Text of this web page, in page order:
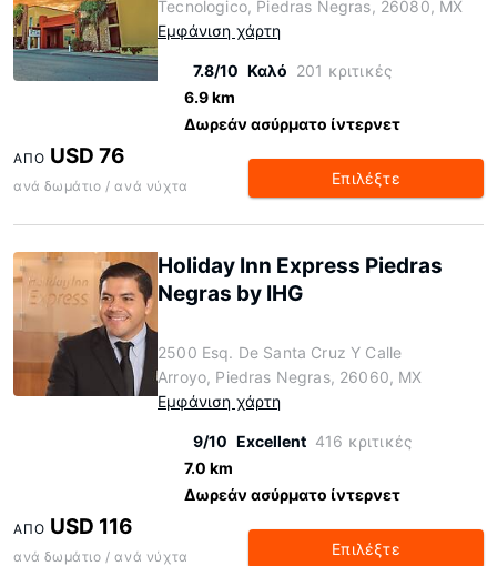
Tecnologico, Piedras Negras, 26080, MX
Εμφάνιση χάρτη
7.8/10 Καλό 201 κριτικές
6.9 km
Δωρεάν ασύρματο ίντερνετ
ΑΠΌ USD 76
ανά δωμάτιο / ανά νύχτα Επιλέξτε
Holiday Inn Express Piedras
Negras by IHG
2500 Esq. De Santa Cruz Y Calle
Arroyo, Piedras Negras, 26060, MX
Εμφάνιση χάρτη
9/10 Excellent 416 κριτικές
7.0 km
Δωρεάν ασύρματο ίντερνετ
ΑΠΌ USD 116
ανά δωμάτιο / ανά νύχτα Επιλέξτε